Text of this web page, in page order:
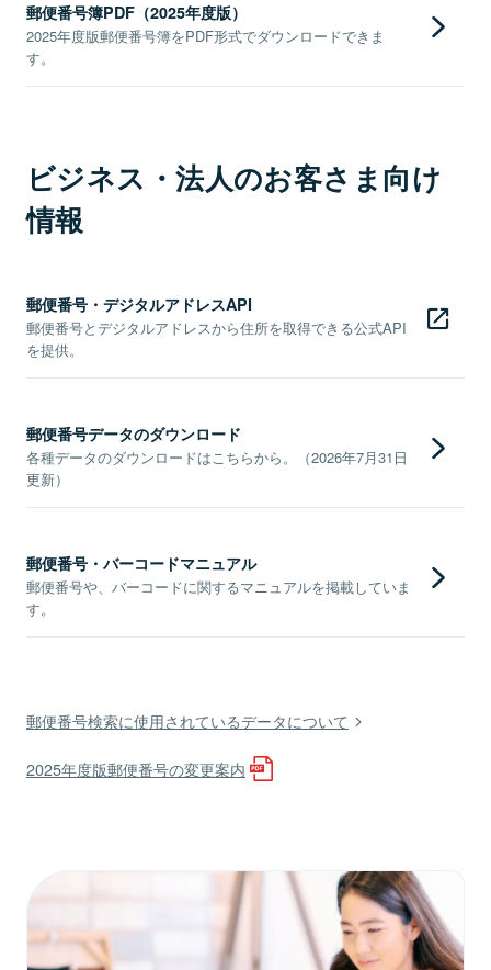
郵便番号簿PDF（2025年度版）
2025年度版郵便番号簿をPDF形式でダウンロードできま
す。
ビジネス・法人のお客さま向け
情報
郵便番号・デジタルアドレスAPI
郵便番号とデジタルアドレスから住所を取得できる公式API
を提供。
郵便番号データのダウンロード
各種データのダウンロードはこちらから。（2026年7月31日
更新）
郵便番号・バーコードマニュアル
郵便番号や、バーコードに関するマニュアルを掲載していま
す。
郵便番号検索に使用されているデータについて
2025年度版郵便番号の変更案内